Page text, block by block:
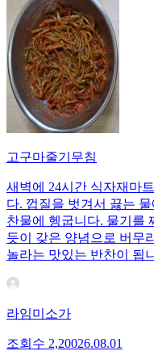
고구마줄기무침
새벽에 24시간 식자재마
다. 껍질을 벗겨서 끓는
찬물에 헹굽니다. 물기를
듯이 갖은 양념으로 버무
놀라는 맛있는 반찬이 됩
라임미소가
조회수 2,20026.08.01